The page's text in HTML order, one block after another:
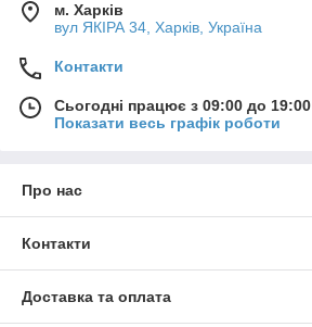
м. Харків
вул ЯКІРА 34, Харків, Україна
Контакти
Сьогодні працює з 09:00 до 19:00
Показати весь графік роботи
Про нас
Контакти
Доставка та оплата